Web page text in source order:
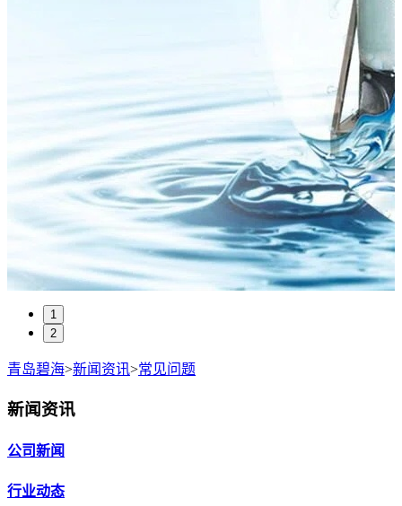
1
2
青岛碧海>新闻资讯>常见问题
新闻资讯
公司新闻
行业动态